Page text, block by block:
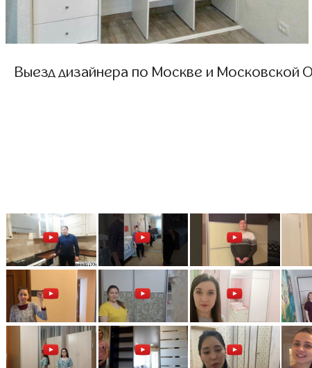
Выезд дизайнера по Москве и Московской